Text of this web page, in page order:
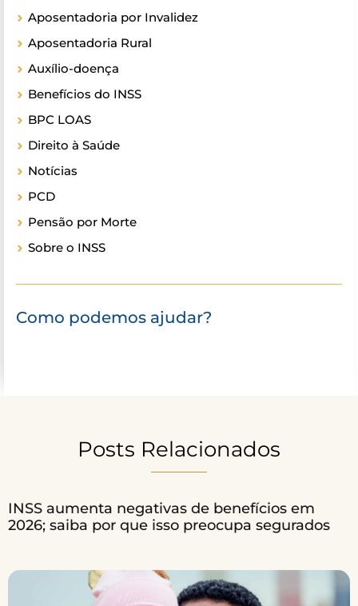
Aposentadoria por Invalidez
Aposentadoria Rural
Auxílio-doença
Benefícios do INSS
BPC LOAS
Direito à Saúde
Notícias
PCD
Pensão por Morte
Sobre o INSS
Como podemos ajudar?
Posts Relacionados
INSS aumenta negativas de benefícios em
2026; saiba por que isso preocupa segurados